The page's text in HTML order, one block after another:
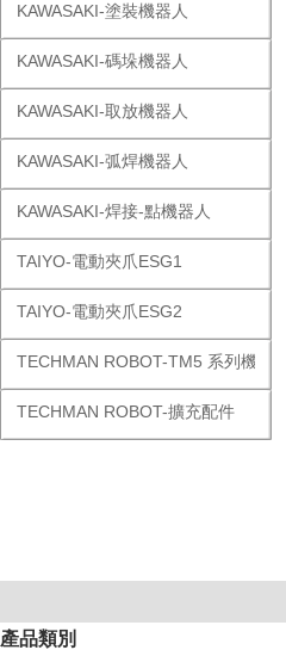
KAWASAKI-塗裝機器人
KAWASAKI-碼垛機器人
KAWASAKI-取放機器人
KAWASAKI-弧焊機器人
KAWASAKI-焊接-點機器人
TAIYO-電動夾爪ESG1
TAIYO-電動夾爪ESG2
TECHMAN ROBOT-TM5 系列機器人
TECHMAN ROBOT-擴充配件
產品類別